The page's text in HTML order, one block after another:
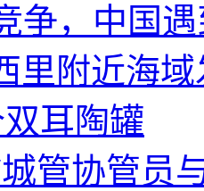
争，中国
里附近海
耳陶罐
管协管员